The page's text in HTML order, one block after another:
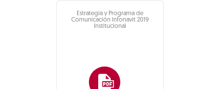
Estrategia y Programa de
Comunicación Infonavit 2019
Institucional